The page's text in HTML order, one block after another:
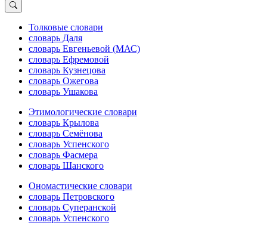
Толковые словари
словарь Даля
словарь Евгеньевой (МАС)
словарь Ефремовой
словарь Кузнецова
словарь Ожегова
словарь Ушакова
Этимологические словари
словарь Крылова
словарь Семёнова
словарь Успенского
словарь Фасмера
словарь Шанского
Ономастические словари
словарь Петровского
словарь Суперанской
словарь Успенского